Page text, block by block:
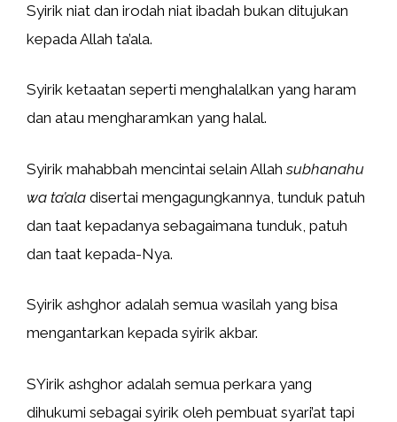
Syirik niat dan irodah niat ibadah bukan ditujukan
kepada Allah ta’ala.
Syirik ketaatan seperti menghalalkan yang haram
dan atau mengharamkan yang halal.
Syirik mahabbah mencintai selain Allahsubhanahu
wa ta’ala disertai mengagungkannya, tunduk patuh
dan taat kepadanya sebagaimana tunduk, patuh
dan taat kepada-Nya.
Syirik ashghor adalah semua wasilah yang bisa
mengantarkan kepada syirik akbar.
SYirik ashghor adalah semua perkara yang
dihukumi sebagai syirik oleh pembuat syari’at tapi